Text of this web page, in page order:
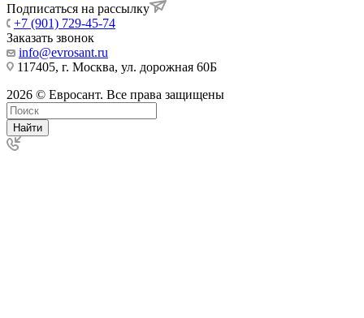
Подписаться на рассылку
+7 (901) 729-45-74
Заказать звонок
info@evrosant.ru
117405, г. Москва, ул. дорожная 60Б
2026 © Евросант. Все права защищены
Найти